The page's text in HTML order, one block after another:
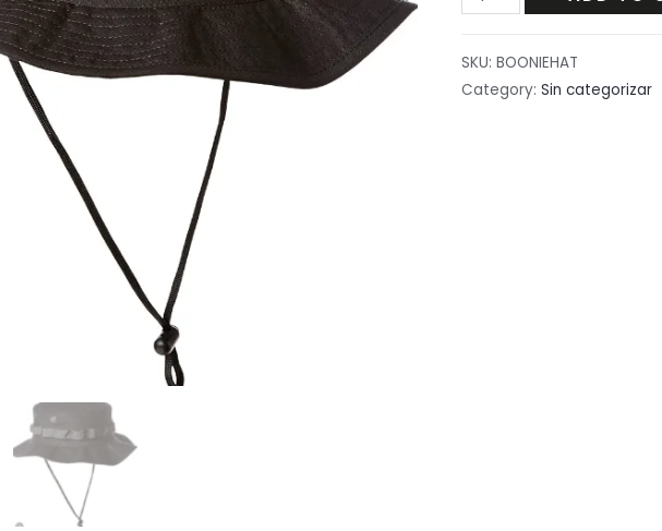
BOONIE
SKU: BOONIEHAT
Category: Sin categorizar